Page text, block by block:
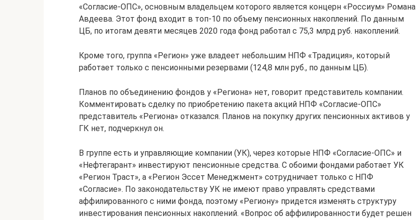
«Согласие-ОПС», основным владельцем которого является концерн «Россиум» Романа
Авдеева. Этот фонд входит в топ-10 по объему пенсионных накоплений. По данным
ЦБ, по итогам девяти месяцев 2020 года фонд работал с 75,3 млрд руб. накоплений.
Кроме того, группа «Регион» уже владеет небольшим НПФ «Традиция», который
работает только с пенсионными резервами (124,8 млн руб., по данным ЦБ).
Планов по объединению фондов у «Региона» нет, говорит представитель компании.
Комментировать сделку по приобретению пакета акций НПФ «Согласие-ОПС»
представитель «Региона» отказался. Планов на покупку других пенсионных активов у
ГК нет, подчеркнул он.
В группе есть и управляющие компании (УК), через которые НПФ «Согласие-ОПС» и
«Нефтегарант» инвестируют пенсионные средства. С обоими фондами работает УК
«Регион Траст», а «Регион Эссет Менеджмент» сотрудничает только с НПФ
«Согласие». По законодательству УК не имеют право управлять средствами
аффилированного с ними фонда, поэтому «Региону» придется изменять структуру
инвестирования пенсионных накоплений. «Вопрос об аффилированности будет решен